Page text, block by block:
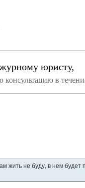
юристу,
консультацию в
жить не буду, в нем будет